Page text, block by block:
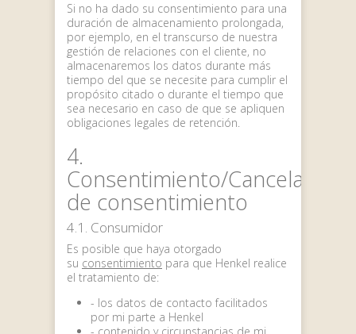
Si no ha dado su consentimiento para una
duración de almacenamiento prolongada,
por ejemplo, en el transcurso de nuestra
gestión de relaciones con el cliente, no
almacenaremos los datos durante más
tiempo del que se necesite para cumplir el
propósito citado o durante el tiempo que
sea necesario en caso de que se apliquen
obligaciones legales de retención.
4.
Consentimiento/Cancelación
de consentimiento
4.1. Consumidor
Es posible que haya otorgado
su consentimiento para que Henkel realice
el tratamiento de:
- los datos de contacto facilitados
por mi parte a Henkel